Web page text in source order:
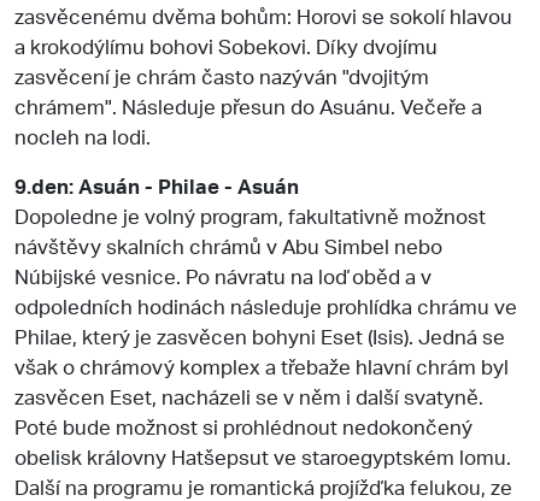
zasvěcenému dvěma bohům: Horovi se sokolí hlavou
a krokodýlímu bohovi Sobekovi. Díky dvojímu
zasvěcení je chrám často nazýván "dvojitým
chrámem". Následuje přesun do Asuánu. Večeře a
nocleh na lodi.
9.den: Asuán - Philae - Asuán
Dopoledne je volný program, fakultativně možnost
návštěvy skalních chrámů v Abu Simbel nebo
Núbijské vesnice. Po návratu na loď oběd a v
odpoledních hodinách následuje prohlídka chrámu ve
Philae, který je zasvěcen bohyni Eset (Isis). Jedná se
však o chrámový komplex a třebaže hlavní chrám byl
zasvěcen Eset, nacházeli se v něm i další svatyně.
Poté bude možnost si prohlédnout nedokončený
obelisk královny Hatšepsut ve staroegyptském lomu.
Další na programu je romantická projížďka felukou, ze